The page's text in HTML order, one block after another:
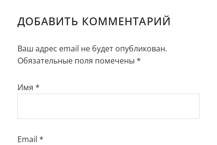
ДОБАВИТЬ КОММЕНТАРИЙ
Ваш адрес email не будет опубликован.
Обязательные поля помечены *
Имя *
Email *